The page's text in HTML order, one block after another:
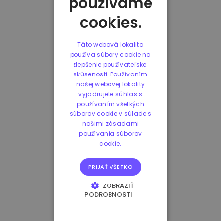
cookies.
Táto webová lokalita
používa súbory cookie na
zlepšenie používateľskej
skúsenosti. Používaním
našej webovej lokality
vyjadrujete súhlas s
používaním všetkých
súborov cookie v súlade s
našimi zásadami
používania súborov
cookie.
PRIJAŤ VŠETKO
ZOBRAZIŤ
PODROBNOSTI